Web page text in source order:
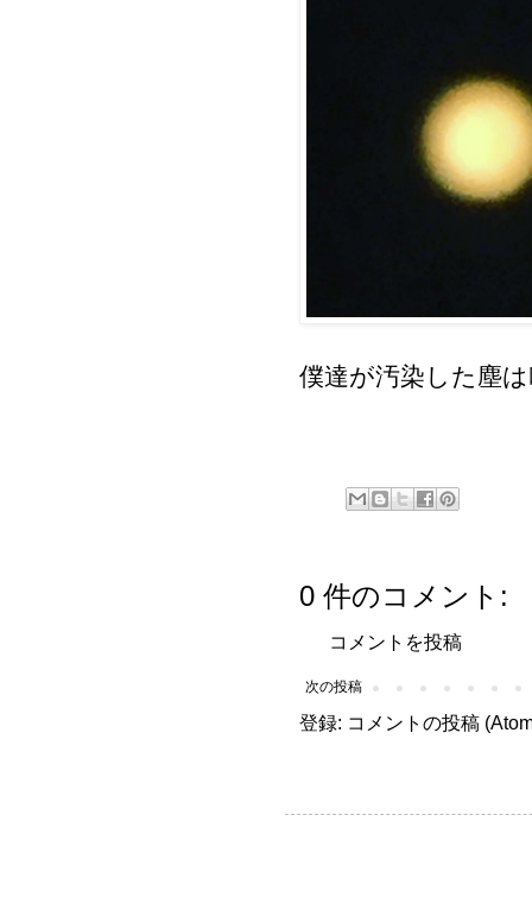
僕達が汚染した塵
0 件のコメント:
コメントを投稿
次の投稿
登録: コメントの投稿